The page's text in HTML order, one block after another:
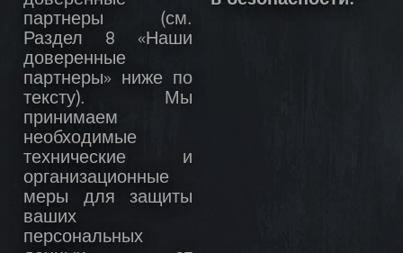
партнеры (см.
Раздел 8 «Наши
доверенные
партнеры» ниже по
тексту). Мы
принимаем
необходимые
технические и
организационные
меры для защиты
ваших
персональных